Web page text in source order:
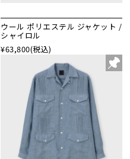
ウール ポリエステル ジャケット /
シャイロル
¥63,800(税込)